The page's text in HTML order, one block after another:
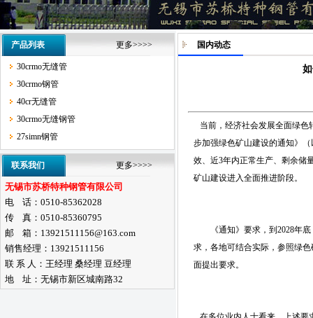
产品列表 更多>>>>
30crmo无缝管
30crmo钢管
40cr无缝管
30crmo无缝钢管
27simn钢管
联系我们 更多>>>>
无锡市苏桥特种钢管有限公司
电 话：0510-85362028
传 真：0510-85360795
邮 箱：13921511156@163.com
销售经理：13921511156
联 系 人：王经理 桑经理 豆经理
地 址：无锡市新区城南路32
国内动态
当前，经济社会发展全面绿色
步加强绿色矿山建设的通知》
效、近3年内正常生产、剩余储
矿山建设进入全面推进阶段。
《通知》要求，到2028年底
求，各地可结合实际，参照绿
面提出要求。